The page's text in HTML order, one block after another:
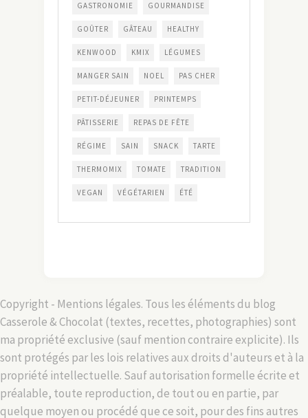
GASTRONOMIE GOURMANDISE
GOÛTER GÂTEAU HEALTHY
KENWOOD KMIX LÉGUMES
MANGER SAIN NOEL PAS CHER
PETIT-DÉJEUNER PRINTEMPS
PÂTISSERIE REPAS DE FÊTE
RÉGIME SAIN SNACK TARTE
THERMOMIX TOMATE TRADITION
VEGAN VÉGÉTARIEN ÉTÉ
Copyright - Mentions légales. Tous les éléments du blog
Casserole & Chocolat (textes, recettes, photographies) sont
ma propriété exclusive (sauf mention contraire explicite). Ils
sont protégés par les lois relatives aux droits d'auteurs et à la
propriété intellectuelle. Sauf autorisation formelle écrite et
préalable, toute reproduction, de tout ou en partie, par
quelque moyen ou procédé que ce soit, pour des fins autres